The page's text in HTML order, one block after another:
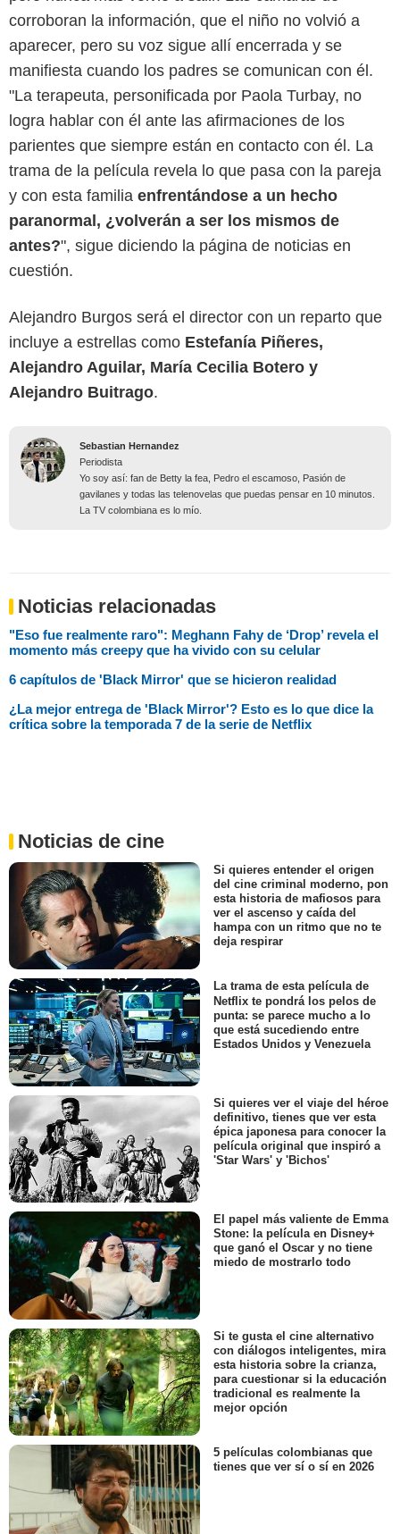
corroboran la información, que el niño no volvió a
aparecer, pero su voz sigue allí encerrada y se
manifiesta cuando los padres se comunican con él.
"La terapeuta, personificada por Paola Turbay, no
logra hablar con él ante las afirmaciones de los
parientes que siempre están en contacto con él. La
trama de la película revela lo que pasa con la pareja
y con esta familia enfrentándose a un hecho
paranormal, ¿volverán a ser los mismos de
antes?", sigue diciendo la página de noticias en
cuestión.
Alejandro Burgos será el director con un reparto que
incluye a estrellas como Estefanía Piñeres,
Alejandro Aguilar, María Cecilia Botero y
Alejandro Buitrago.
Sebastian Hernandez
Periodista
Yo soy así: fan de Betty la fea, Pedro el escamoso, Pasión de
gavilanes y todas las telenovelas que puedas pensar en 10 minutos.
La TV colombiana es lo mío.
Noticias relacionadas
"Eso fue realmente raro": Meghann Fahy de ‘Drop’ revela el
momento más creepy que ha vivido con su celular
6 capítulos de 'Black Mirror' que se hicieron realidad
¿La mejor entrega de 'Black Mirror'? Esto es lo que dice la
crítica sobre la temporada 7 de la serie de Netflix
Noticias de cine
Si quieres entender el origen
del cine criminal moderno, pon
esta historia de mafiosos para
ver el ascenso y caída del
hampa con un ritmo que no te
deja respirar
La trama de esta película de
Netflix te pondrá los pelos de
punta: se parece mucho a lo
que está sucediendo entre
Estados Unidos y Venezuela
Si quieres ver el viaje del héroe
definitivo, tienes que ver esta
épica japonesa para conocer la
película original que inspiró a
'Star Wars' y 'Bichos'
El papel más valiente de Emma
Stone: la película en Disney+
que ganó el Oscar y no tiene
miedo de mostrarlo todo
Si te gusta el cine alternativo
con diálogos inteligentes, mira
esta historia sobre la crianza,
para cuestionar si la educación
tradicional es realmente la
mejor opción
5 películas colombianas que
tienes que ver sí o sí en 2026